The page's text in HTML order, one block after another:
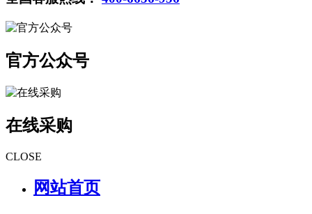
官方公众号
在线采购
CLOSE
网站首页